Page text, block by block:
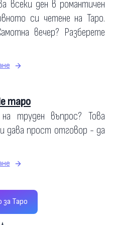
всеки ден в романтичен
си четене на Таро.
вечер? Разберете
таро
труден въпрос? Това
дава прост отговор - да
за Таро